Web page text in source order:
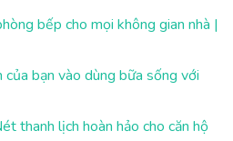
bếp cho mọi không gian nhà |
bạn vào dùng bữa sống với
thanh lịch hoàn hảo cho căn hộ